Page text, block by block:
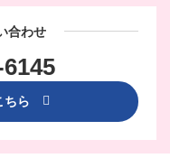
合わせ
ちら